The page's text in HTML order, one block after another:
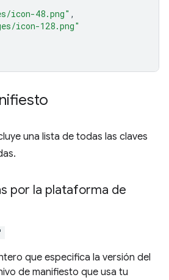
icon-48.png" ,
icon-128.png"
una lista de todas las claves
por la plataforma de
que especifica la versión del
de manifiesto que usa tu